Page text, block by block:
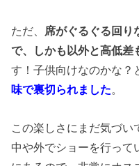
ただ、 席がぐるぐる回り
で、しかも以外と高低差
す！子供向けなのかな？
味で裏切られました。
この楽しさにまだ気づい
中や外でショーを行って